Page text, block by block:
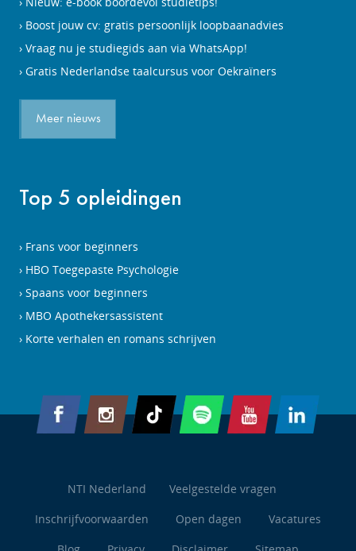
Boost jouw cv: gratis persoonlijk loopbaanadvies
Vraag nu je studiegids aan via WhatsApp!
Gratis Nederlandse taalcursus voor Oekraïners
Meer nieuws
Top 5 opleidingen
Frans voor beginners
HBO Toegepaste Psychologie
Spaans voor beginners
MBO Apothekersassistent
Korte verhalen en romans schrijven
NTI Nederland
Veelgestelde vragen
Inschrijfvoorwaarden
Open dagen
Vacatures